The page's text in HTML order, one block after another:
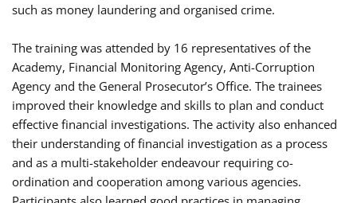
such as money laundering and organised crime.
The training was attended by 16 representatives of the
Academy, Financial Monitoring Agency, Anti-Corruption
Agency and the General Prosecutor’s Office. The trainees
improved their knowledge and skills to plan and conduct
effective financial investigations. The activity also enhanced
their understanding of financial investigation as a process
and as a multi-stakeholder endeavour requiring co-
ordination and cooperation among various agencies.